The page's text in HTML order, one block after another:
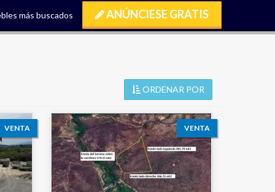
más buscados ANÚNCIESE GRATIS
ORDENAR POR
VENTA VENTA